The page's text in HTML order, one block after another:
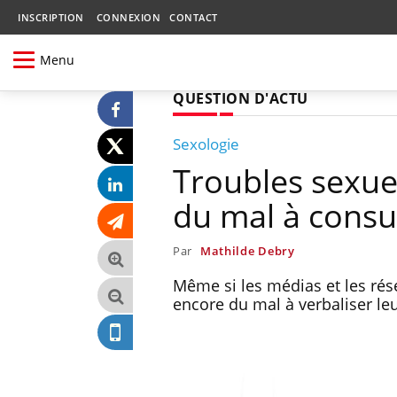
INSCRIPTION CONNEXION CONTACT
Menu
QUESTION D'ACTU
Sexologie
Troubles
du mal à
Par Mathilde Debry
Même si les médias et les
encore du mal à verbaliser